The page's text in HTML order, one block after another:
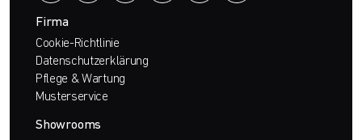
Firma
Cookie-Richtlinie
Datenschutzerklärung
Pflege & Wartung
Musterservice
Showrooms